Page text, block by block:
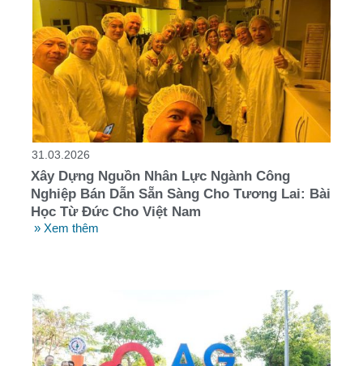
31.03.2026
Xây Dựng Nguồn Nhân Lực Ngành Công
Nghiệp Bán Dẫn Sẵn Sàng Cho Tương Lai: Bài
Học Từ Đức Cho Việt Nam
» Xem thêm